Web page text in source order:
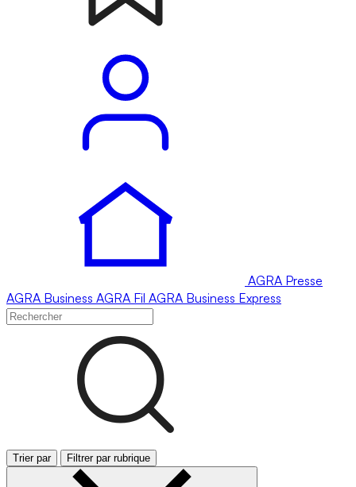
AGRA Presse
AGRA Business AGRA Fil AGRA Business Express
Trier par Filtrer par rubrique